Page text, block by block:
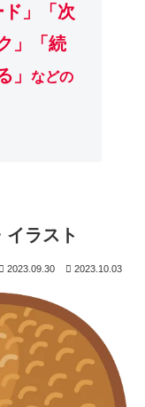
」
「次
」「続
」などの
イラスト
2023.09.30 2023.10.03